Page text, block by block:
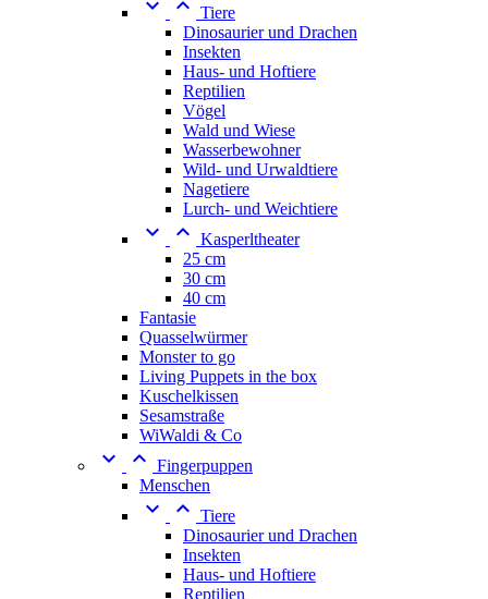
  Tiere
Dinosaurier und Drachen
Insekten
Haus- und Hoftiere
Reptilien
Vögel
Wald und Wiese
Wasserbewohner
Wild- und Urwaldtiere
Nagetiere
Lurch- und Weichtiere
  Kasperltheater
25 cm
30 cm
40 cm
Fantasie
Quasselwürmer
Monster to go
Living Puppets in the box
Kuschelkissen
Sesamstraße
WiWaldi & Co
  Fingerpuppen
Menschen
  Tiere
Dinosaurier und Drachen
Insekten
Haus- und Hoftiere
Reptilien